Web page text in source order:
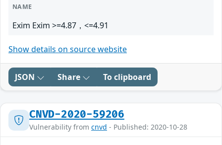
NAME
Exim Exim >=4.87，<=4.91
Show details on source website
JSON Share To clipboard
CNVD-2020-59206
Vulnerability from cnvd - Published: 2020-10-28